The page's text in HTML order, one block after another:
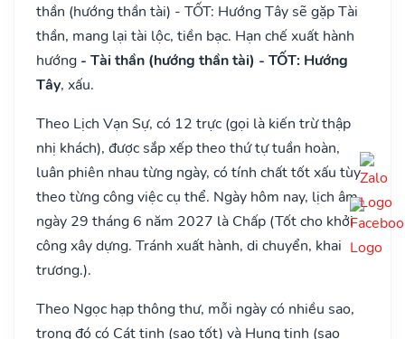
thần (hướng thần tài) - TỐT: Hướng Tây sẽ gặp Tài
thần, mang lại tài lộc, tiền bạc. Hạn chế xuất hành
hướng - Tài thần (hướng thần tài) - TỐT: Hướng
Tây, xấu.
Theo Lịch Vạn Sự, có 12 trực (gọi là kiến trừ thập
nhị khách), được sắp xếp theo thứ tự tuần hoàn,
luân phiên nhau từng ngày, có tính chất tốt xấu tùy
theo từng công việc cụ thể. Ngày hôm nay, lịch âm
ngày 29 tháng 6 năm 2027 là Chấp (Tốt cho khởi
công xây dựng. Tránh xuất hành, di chuyển, khai
trương.).
Theo Ngọc hạp thông thư, mỗi ngày có nhiều sao,
trong đó có Cát tinh (sao tốt) và Hung tinh (sao